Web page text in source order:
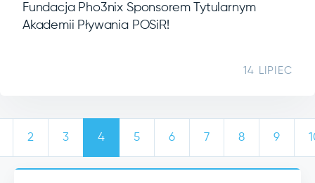
Fundacja Pho3nix Sponsorem Tytularnym
Akademii Pływania POSiR!
14 LIPIEC
2 3 4 5 6 7 8 9